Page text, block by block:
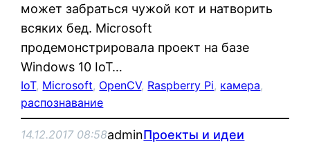
может забраться чужой кот и натворить
всяких бед. Microsoft
продемонстрировала проект на базе
Windows 10 IoT…
IoT, Microsoft, OpenCV, Raspberry Pi, камера
распознавание
14.12.2017 08:58adminПроекты и идеи